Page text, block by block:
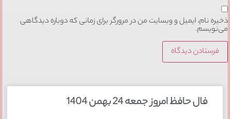
ذخیره نام، ایمیل و وبسایت من در مرورگر برای زمانی که دوباره دیدگاهی
می‌نویسم.
فال حافظ امروز جمعه 24 بهمن 1404